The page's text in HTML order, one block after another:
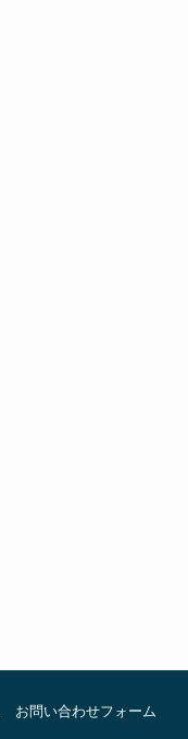
お問い合わせフォーム